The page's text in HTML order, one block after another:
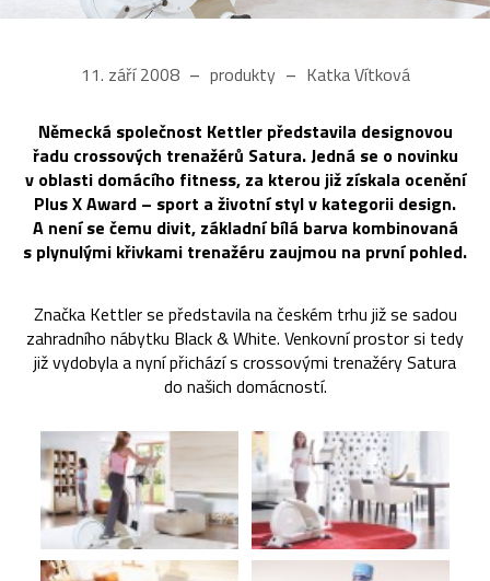
11. září 2008 produkty Katka Vítková
Německá společnost Kettler představila designovou
řadu crossových trenažérů Satura. Jedná se o novinku
v oblasti domácího fitness, za kterou již získala ocenění
Plus X Award – sport a životní styl v kategorii design.
A není se čemu divit, základní bílá barva kombinovaná
s plynulými křivkami trenažéru zaujmou na první pohled.
Značka Kettler se představila na českém trhu již se sadou
zahradního nábytku Black & White. Venkovní prostor si tedy
již vydobyla a nyní přichází s crossovými trenažéry Satura
do našich domácností.